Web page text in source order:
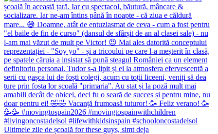
Ultimele zile de școală for these guys, simt deja